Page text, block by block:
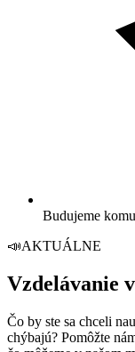
Budujeme
📣AKTUÁLNE
Vzdelávanie
Čo by ste sa chceli
chýbajú? Pomôžte